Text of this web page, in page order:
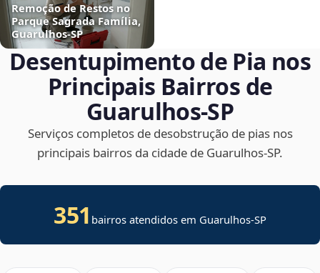
Remoção de Restos no
Parque Sagrada Família,
Guarulhos‑SP
Desentupimento de Pia nos
Principais Bairros de
Guarulhos‑SP
Serviços completos de desobstrução de pias nos
principais bairros da cidade de Guarulhos‑SP.
351 bairros atendidos em Guarulhos-SP